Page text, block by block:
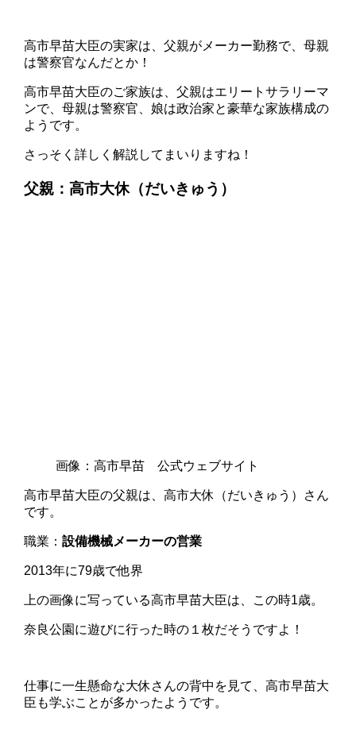
高市早苗大臣の実家は、父親がメーカー勤務で、母親
は警察官なんだとか！
高市早苗大臣のご家族は、父親はエリートサラリーマ
ンで、母親は警察官、娘は政治家と豪華な家族構成の
ようです。
さっそく詳しく解説してまいりますね！
父親：高市大休（だいきゅう）
画像：高市早苗 公式ウェブサイト
高市早苗大臣の父親は、高市大休（だいきゅう）さん
です。
職業：設備機械メーカーの営業
2013年に79歳で他界
上の画像に写っている高市早苗大臣は、この時1歳。
奈良公園に遊びに行った時の１枚だそうですよ！
仕事に一生懸命な大休さんの背中を見て、高市早苗大
臣も学ぶことが多かったようです。